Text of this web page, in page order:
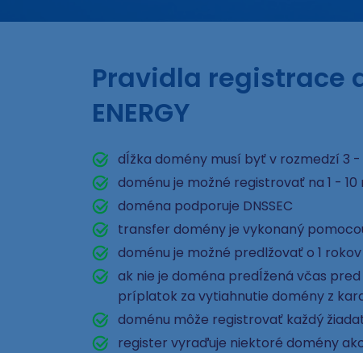
Pravidla registrace
ENERGY
dĺžka domény musí byť v rozmedzí 3 -
doménu je možné registrovať na 1 - 10
doména podporuje DNSSEC
transfer domény je vykonaný
doménu je možné predlžovať o 1 rokov
ak nie je doména predĺžená včas
príplatok za vytiahnutie domény z
doménu môže registrovať každý
register vyraďuje niektoré domény